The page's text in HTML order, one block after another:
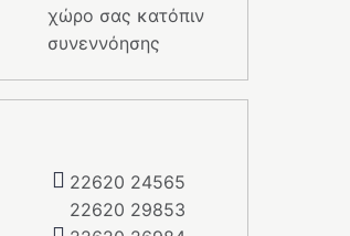
χώρο σας κατόπιν
συνεννόησης
22620 24565
22620 29853